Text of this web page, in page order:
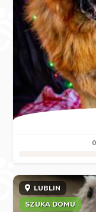
LUBLIN
SZUKA DOMU